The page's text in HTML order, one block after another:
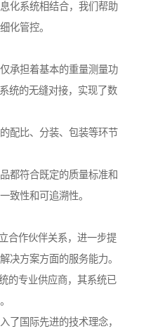
化系统相结合，我们帮助
化管控。
承担着基本的重量测量功
统的无缝对接，实现了数
配比、分装、包装等环节
都符合既定的质量标准和
致性和可追溯性。
合作伙伴关系，进一步提
决方案方面的服务能力。
的专业供应商，其系统已
了国际先进的技术理念，